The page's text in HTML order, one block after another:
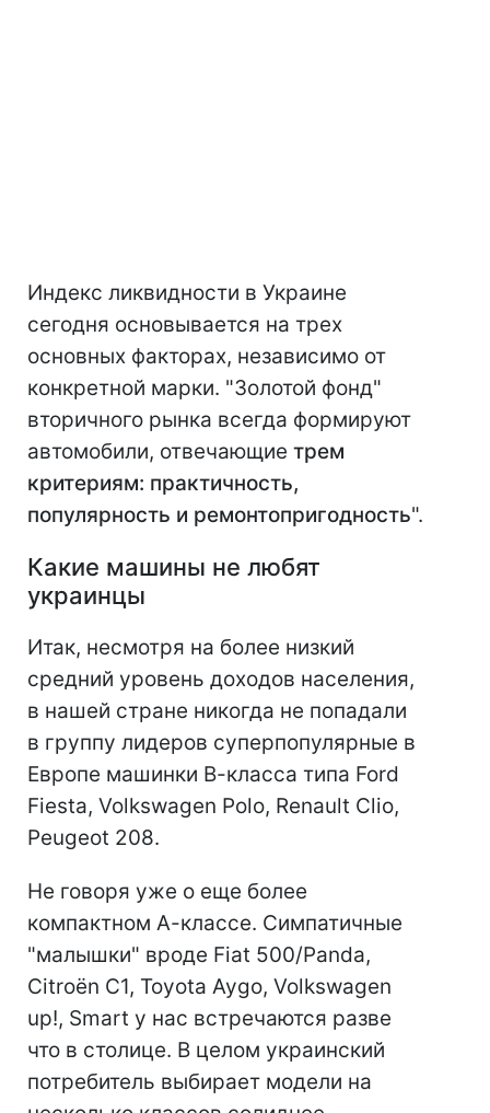
Индекс ликвидности в Украине
сегодня основывается на трех
основных факторах, независимо от
конкретной марки. "Золотой фонд"
вторичного рынка всегда формируют
автомобили, отвечающие трем
критериям: практичность,
популярность и ремонтопригодность".
Какие машины не любят
украинцы
Итак, несмотря на более низкий
средний уровень доходов населения,
в нашей стране никогда не попадали
в группу лидеров суперпопулярные в
Европе машинки В-класса типа Ford
Fiesta, Volkswagen Polo, Renault Clio,
Peugeot 208.
Не говоря уже о еще более
компактном А-классе. Симпатичные
"малышки" вроде Fiat 500/Panda,
Citroën C1, Toyota Aygo, Volkswagen
up!, Smart у нас встречаются разве
что в столице. В целом украинский
потребитель выбирает модели на